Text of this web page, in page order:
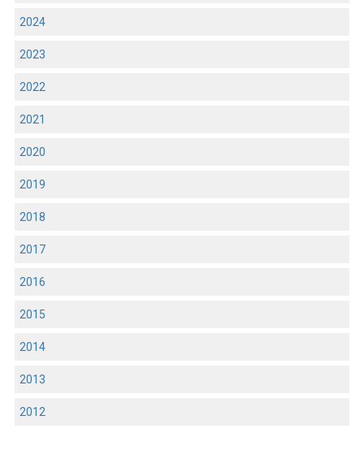
2024
2023
2022
2021
2020
2019
2018
2017
2016
2015
2014
2013
2012